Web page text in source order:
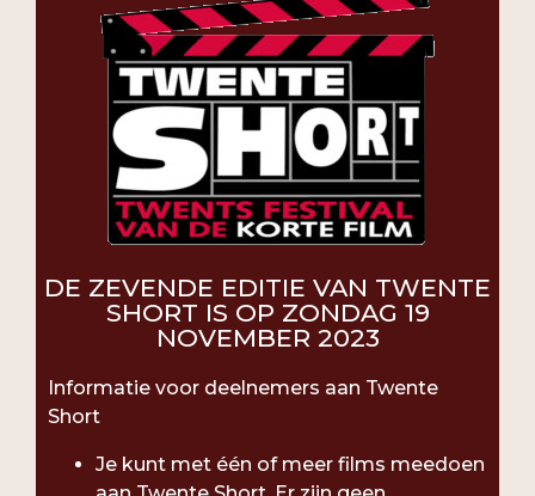
DE ZEVENDE EDITIE VAN TWENTE
SHORT IS OP ZONDAG 19
NOVEMBER 2023
Informatie voor deelnemers aan Twente
Short
Je kunt met één of meer films meedoen